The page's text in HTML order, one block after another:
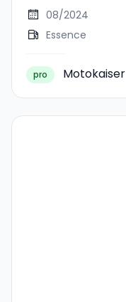
08/2024
Essence
pro Motokaiser